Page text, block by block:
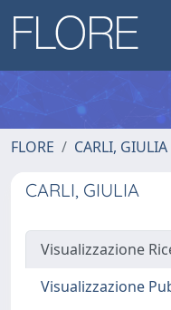
FLORE CARLI, GIULIA
CARLI, GIULIA
Visualizzazione
Visualizzazione